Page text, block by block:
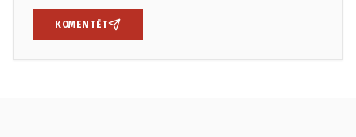
KOMENTĒT